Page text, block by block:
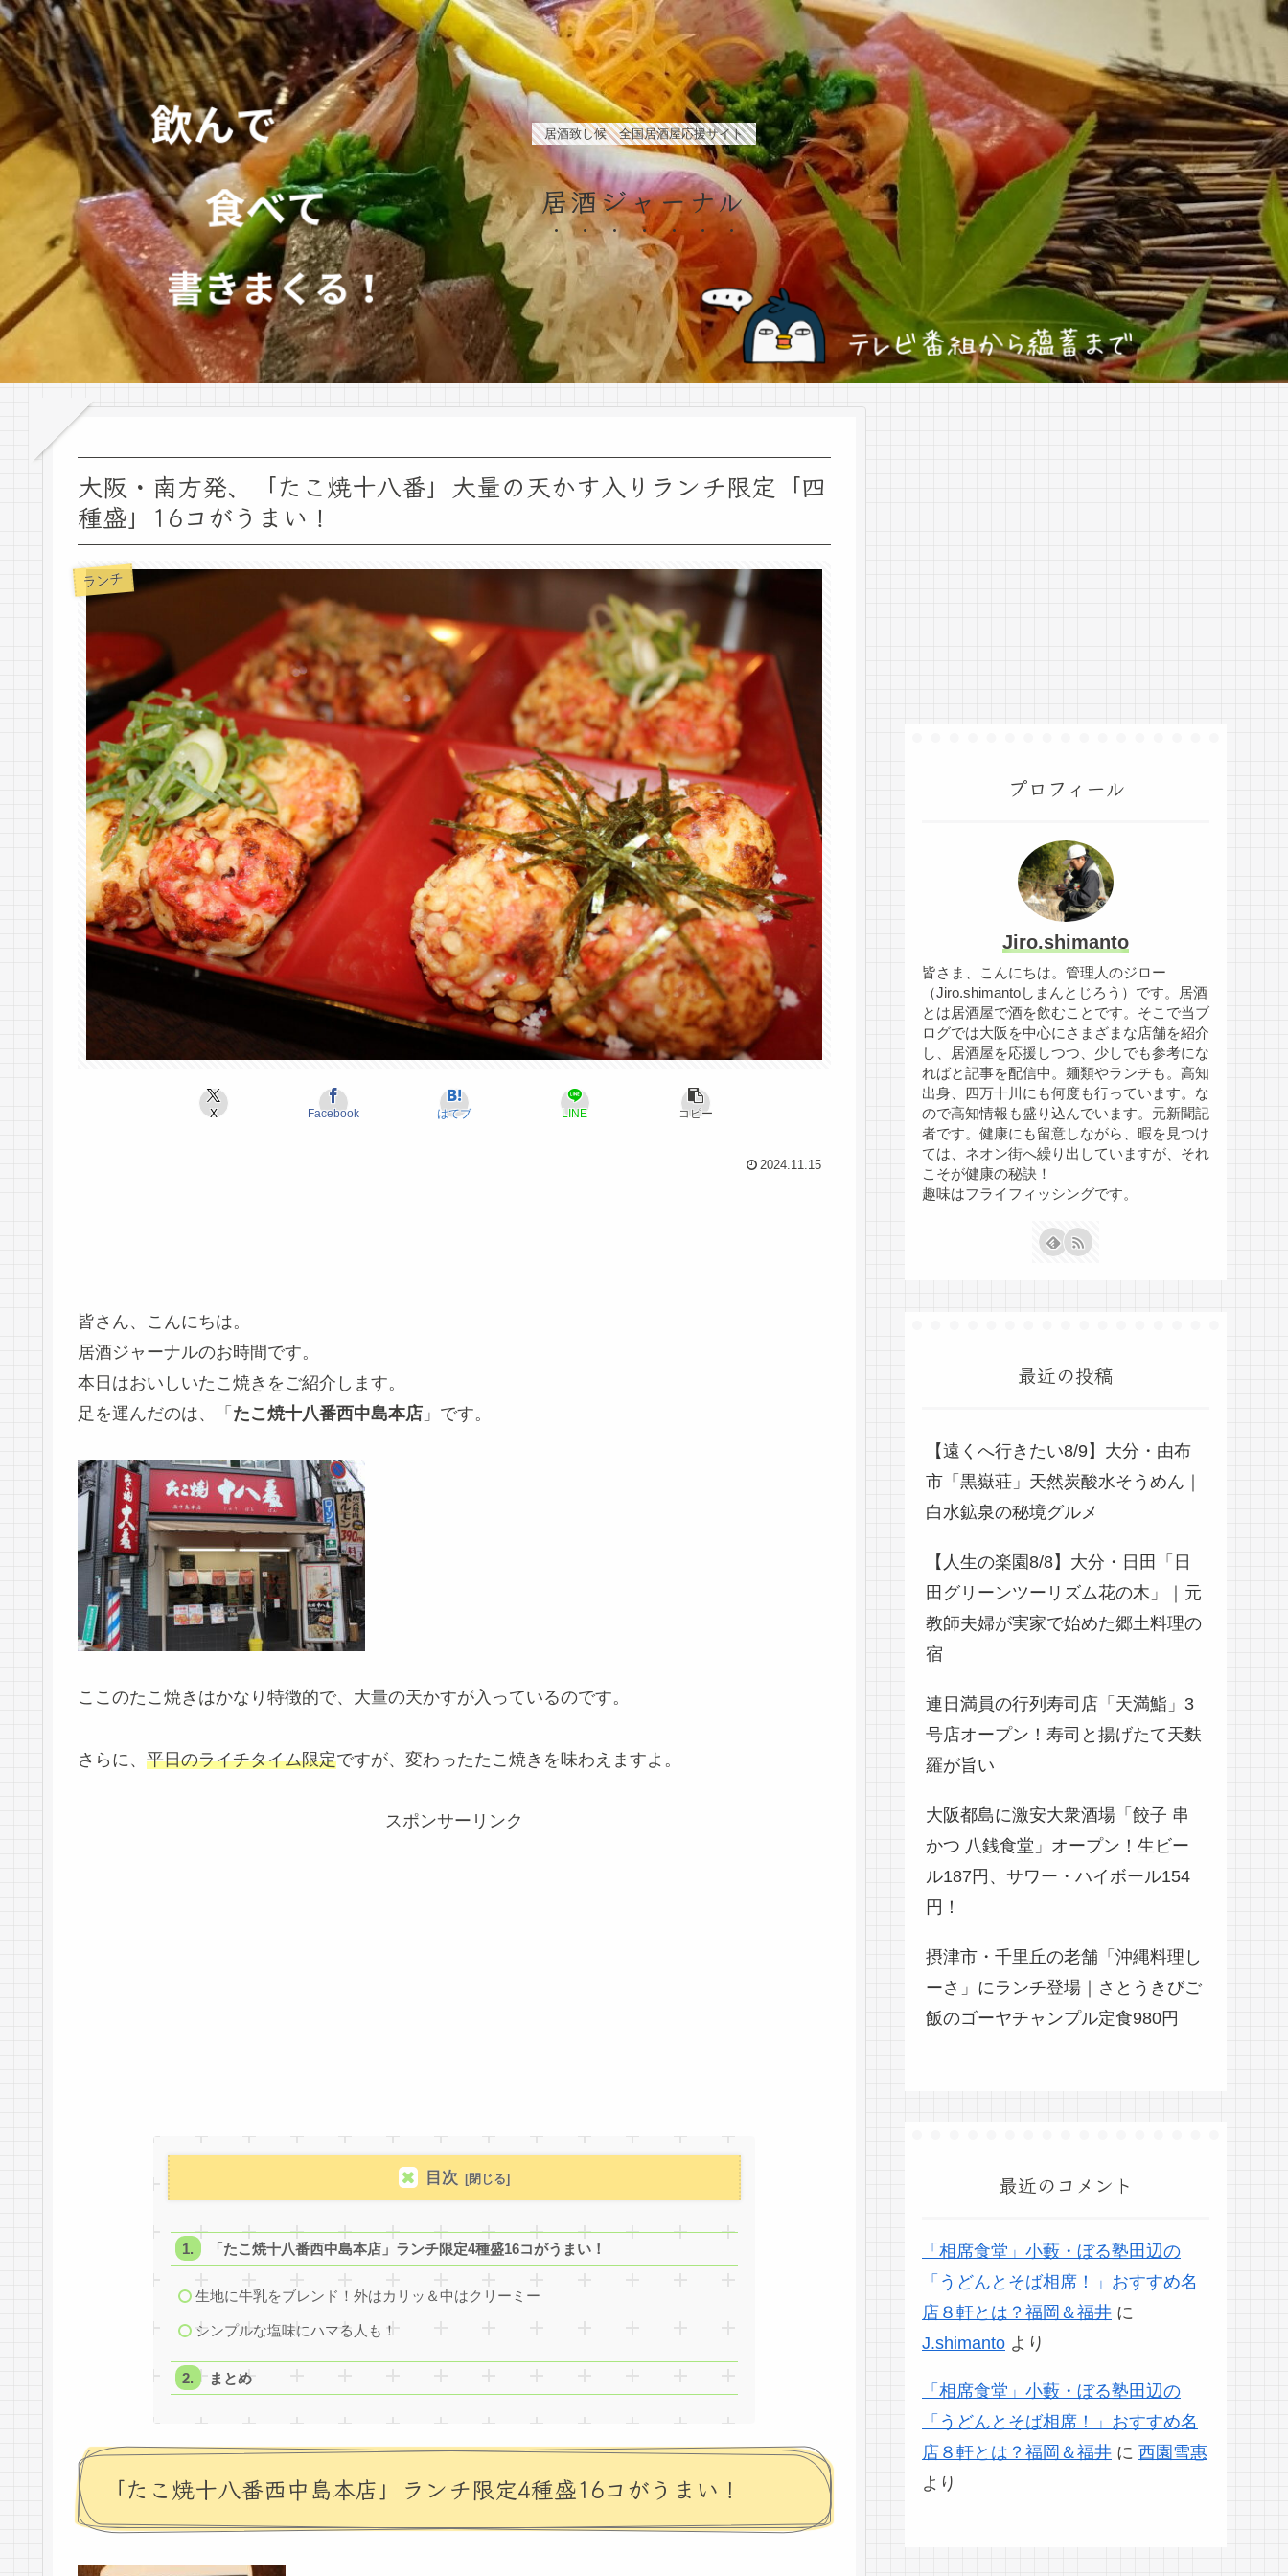
居酒致し候 全国居酒屋応援サイト
居酒ジャーナル
大阪・南方発、「たこ焼十八番」大量の天かす入りランチ限定「四
種盛」16コがうまい！
ランチ
X Facebook はてブ LINE コピー
2024.11.15
皆さん、こんにちは。
居酒ジャーナルのお時間です。
本日はおいしいたこ焼きをご紹介します。
足を運んだのは、「 たこ焼十八番西中島本店 」です。
ここのたこ焼きはかなり特徴的で、大量の天かすが入っているのです。
さらに、 平日のライチタイム限定ですが、変わったたこ焼きを味わえますよ。
スポンサーリンク
目次
「たこ焼十八番西中島本店」ランチ限定4種盛16コがうまい！
生地に牛乳をブレンド！外はカリッ＆中はクリーミー
シンプルな塩味にハマる人も！
まとめ
「たこ焼十八番西中島本店」ランチ限定4種盛16コがうまい！
プロフィール
Jiro.shimanto
皆さま、こんにちは。管理人のジロー
（Jiro.shimantoしまんとじろう）です。居酒
とは居酒屋で酒を飲むことです。そこで当ブ
ログでは大阪を中心にさまざまな店舗を紹介
し、居酒屋を応援しつつ、少しでも参考にな
ればと記事を配信中。麺類やランチも。高知
出身、四万十川にも何度も行っています。な
ので高知情報も盛り込んでいます。元新聞記
者です。健康にも留意しながら、暇を見つけ
ては、ネオン街へ繰り出していますが、それ
こそが健康の秘訣！
趣味はフライフィッシングです。
最近の投稿
【遠くへ行きたい8/9】大分・由布
市「黒嶽荘」天然炭酸水そうめん｜
白水鉱泉の秘境グルメ
【人生の楽園8/8】大分・日田「日
田グリーンツーリズム花の木」｜元
教師夫婦が実家で始めた郷土料理の
宿
連日満員の行列寿司店「天満鮨」3
号店オープン！寿司と揚げたて天麩
羅が旨い
大阪都島に激安大衆酒場「餃子 串
かつ 八銭食堂」オープン！生ビー
ル187円、サワー・ハイボール154
円！
摂津市・千里丘の老舗「沖縄料理し
ーさ」にランチ登場｜さとうきびご
飯のゴーヤチャンプル定食980円
最近のコメント
「相席食堂」小藪・ぼる塾田辺の
「うどんとそば相席！」おすすめ名
店８軒とは？福岡＆福井 に
J.shimanto より
「相席食堂」小藪・ぼる塾田辺の
「うどんとそば相席！」おすすめ名
店８軒とは？福岡＆福井 に 西園雪惠
より